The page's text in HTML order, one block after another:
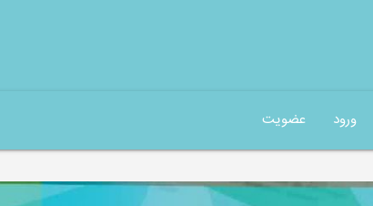
ورود عضویت